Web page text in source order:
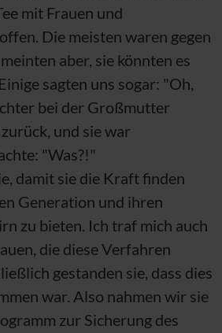
mit Frauen und
Die meisten waren gegen
aber, sie könnten es
sagten uns sogar: "Oh,
bei der Großmutter
und sie war
"Was?!"
damit sie die Kraft finden
Generation und ihren
zu bieten. Ich traf mich auch
die diese Verfahren
gestanden sie, dass dies
war. Also nahmen wir sie
zur Sicherung des